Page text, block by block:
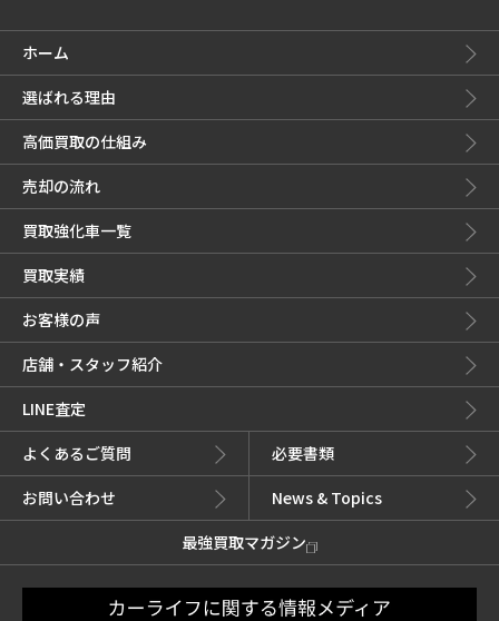
ホーム
選ばれる理由
高価買取の仕組み
売却の流れ
買取強化車一覧
買取実績
お客様の声
店舗・スタッフ紹介
LINE査定
よくあるご質問
必要書類
お問い合わせ
News & Topics
最強買取マガジン